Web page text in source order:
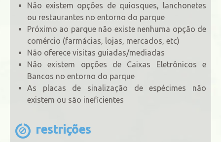
Não existem opções de quiosques, lanchonetes
ou restaurantes no entorno do parque
Próximo ao parque não existe nenhuma opção de
comércio (farmácias, lojas, mercados, etc)
Não oferece visitas guiadas/mediadas
Não existem opções de Caixas Eletrônicos e
Bancos no entorno do parque
As placas de sinalização de espécimes não
existem ou são ineficientes
restrições